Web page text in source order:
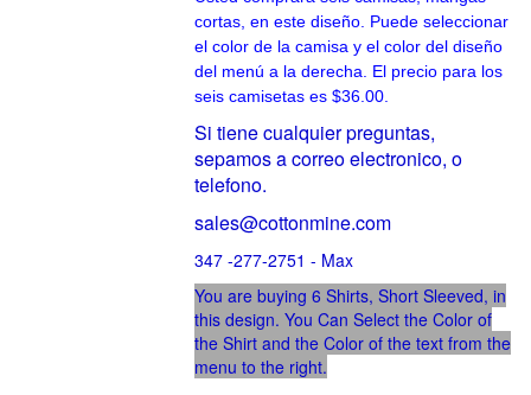
cortas, en este diseño. Puede seleccionar
el color de la camisa y el color del diseño
del menú a la derecha. El precio para los
seis camisetas es $36.00.
Si tiene cualquier preguntas,
sepamosa correo electronico, o
telefono.
sales@cottonmine.com
347 -277-2751 - Max
You are buying 6 Shirts, Short Sleeved, in
this design. You Can Select the Color of
the Shirt and the Color of the text from the
menu to the right.